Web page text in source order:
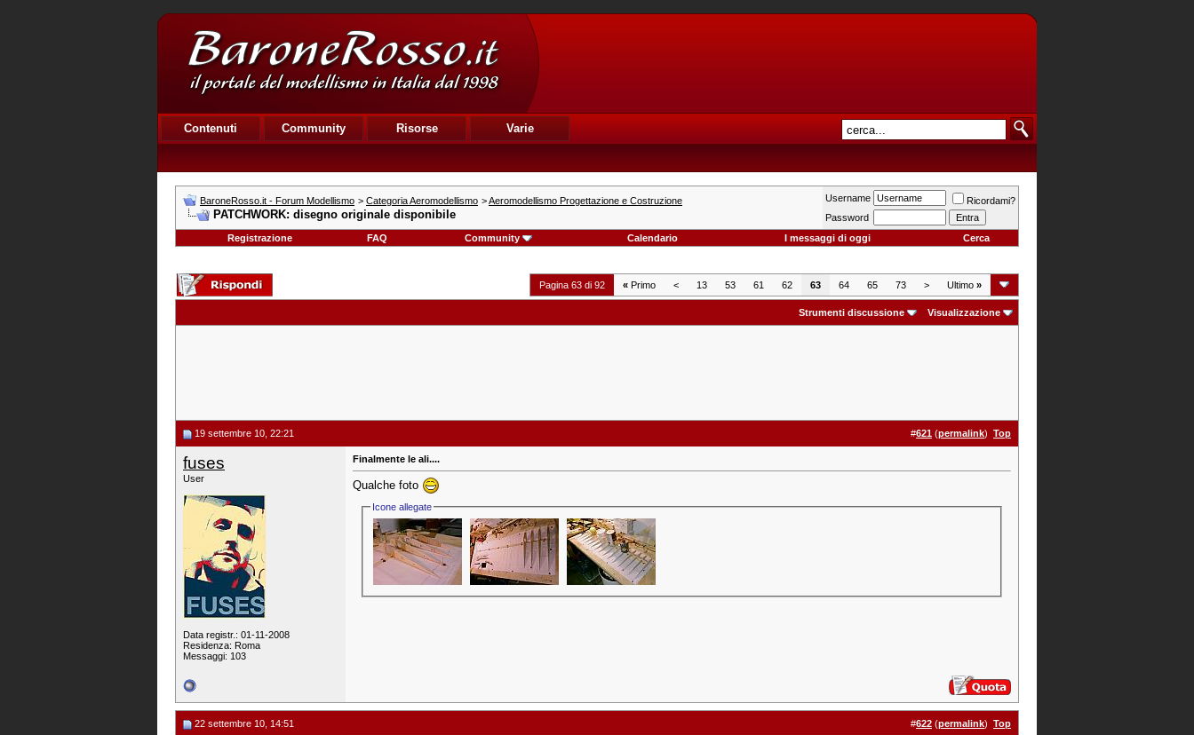
Contenuti Community Risorse Varie
BaroneRosso.it - Forum Modellismo > Categoria Aeromodellismo >Aeromodellismo Progettazione e Costruzione
PATCHWORK: disegno originale disponibile
Username
Ricordami?
Password
Registrazione
FAQ Community Calendario I messaggi di oggi Cerca
Pagina 63 di 92 « Primo < 13 53 61 62 63 64 65 73 > Ultimo »
Strumenti discussione Visualizzazione
19 settembre 10, 22:21 #621 (permalink) Top
fuses
User
Data registr.: 01-11-2008
Residenza: Roma
Messaggi: 103
Finalmente le ali....
Qualche foto
Icone allegate
22 settembre 10, 14:51 #622 (permalink) Top